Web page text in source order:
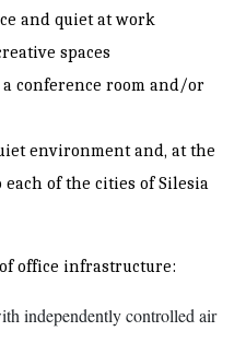
and quiet at work
spaces
a conference room and/or
environment and, at the
each of the cities of Silesia
office infrastructure:
independently controlled air